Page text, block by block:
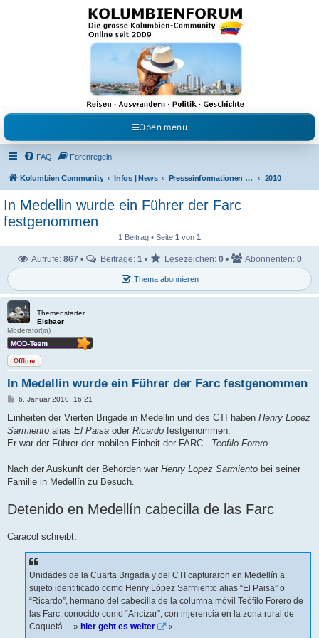
Kolumbienforum - Das
grosse Forum der
Freunde Kolumbiens
Reisen, Auswandern, Kultur, Politik, Geschichte und Visum in Kolumbien und Venezuela.
Austausch, Erfahrungen und Gemeinschaft im Kolumbienforum
Open menu
FAQ Forenregeln
Kolumbien Community Infos | News Presseinformationen & Neuigkeiten 2010
In Medellin wurde ein Führer der Farc
festgenommen
1 Beitrag • Seite 1 von 1
Thema abonnieren
Aufrufe: 867 • Beiträge: 1 • Lesezeichen: 0 • Abonnenten: 0
Themenstarter
Eisbaer
Moderator(in)
Offline
In Medellin wurde ein Führer der Farc festgenommen
B
i
r
a
6. Januar 2010, 16:21
Einheiten der Vierten Brigade in Medellin und des CTI haben Henry Lopez
Sarmiento alias El Paisa oder Ricardo festgenommen.
Er war der Führer der mobilen Einheit der FARC - Teofilo Forero-
Nach der Auskunft der Behörden war Henry Lopez Sarmiento bei seiner
Familie in Medellín zu Besuch.
Detenido en Medellín cabecilla de las Farc
Caracol schreibt:
Unidades de la Cuarta Brigada y del CTI capturaron en Medellín a
sujeto identificado como Henry López Sarmiento alias “El Paisa” o
“Ricardo”, hermano del cabecilla de la columna móvil Teófilo Forero de
las Farc, conocido como “Ancízar”, con injerencia en la zona rural de
Caquetá ... » hier geht es weiter «